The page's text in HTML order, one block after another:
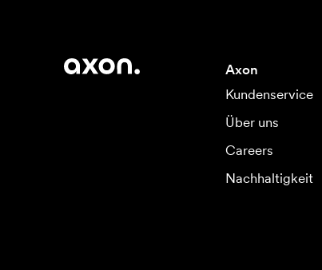
Axon
Kundenservice
Über uns
Careers
Nachhaltigkeit